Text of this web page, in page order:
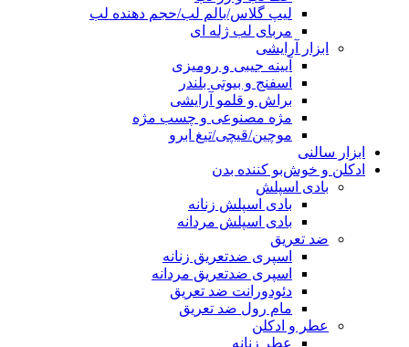
لیپ گلاس/بالم لب/حجم دهنده لب
مربای لب ژله ای
ابزار آرایشی
آیینه جیبی و رومیزی
اسفنج و بیوتی بلندر
براش و قلمو آرایشی
مژه مصنوعی و چسب مژه
موچین/قیچی/تیغ ابرو
ابزار سالنی
ادکلن و خوش‌بو کننده بدن
بادی اسپلش
بادی اسپلش زنانه
بادی اسپلش مردانه
ضد تعریق
اسپری ضدتعریق زنانه
اسپری ضدتعریق مردانه
دئودورانت ضد تعریق
مام رول ضد تعریق
عطر و ادکلن
عطر زنانه